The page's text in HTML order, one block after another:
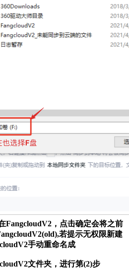
FangcloudV2，点击确定会将之前
若提示无权限新建
手动重命名成
文件夹，进行第(2)步